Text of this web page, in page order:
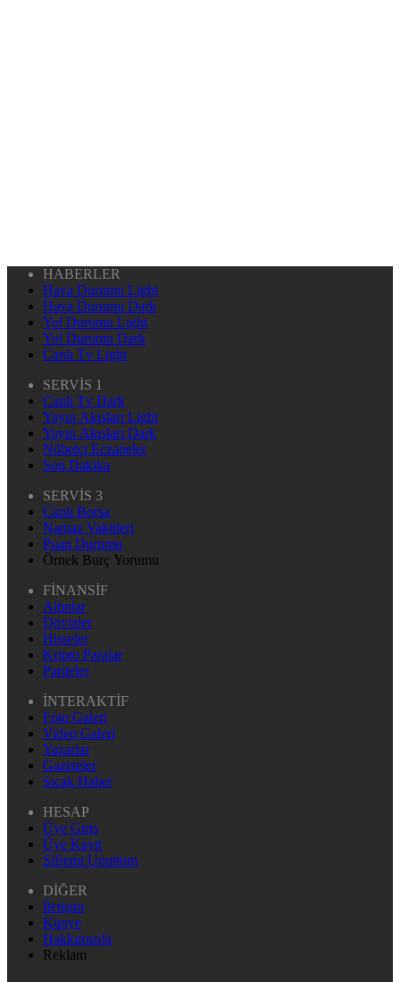
HABERLER
Hava Durumu Light
Hava Durumu Dark
Yol Durumu Light
Yol Durumu Dark
Canlı Tv Light
SERVİS 1
Canlı Tv Dark
Yayın Akışları Light
Yayın Akışları Dark
Nöbetçi Eczaneler
Son Dakika
SERVİS 3
Canlı Borsa
Namaz Vakitleri
Puan Durumu
Örnek Burç Yorumu
FİNANSİF
Altınlar
Dövizler
Hisseler
Kripto Paralar
Pariteler
İNTERAKTİF
Foto Galeri
Video Galeri
Yazarlar
Gazeteler
Sıcak Haber
HESAP
Üye Giriş
Üye Kayıt
Şifremi Unuttum
DİĞER
İletişim
Künye
Hakkımızda
Reklam